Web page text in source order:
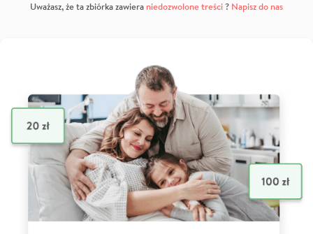
Uważasz, że ta zbiórka zawiera niedozwolone treści? Napisz do nas